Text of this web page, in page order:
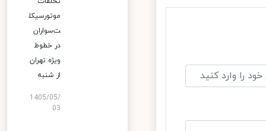
موتورسیکل
ت‌سواران
در خطوط
ویژه تهران
از شنبه
1405/05/
03